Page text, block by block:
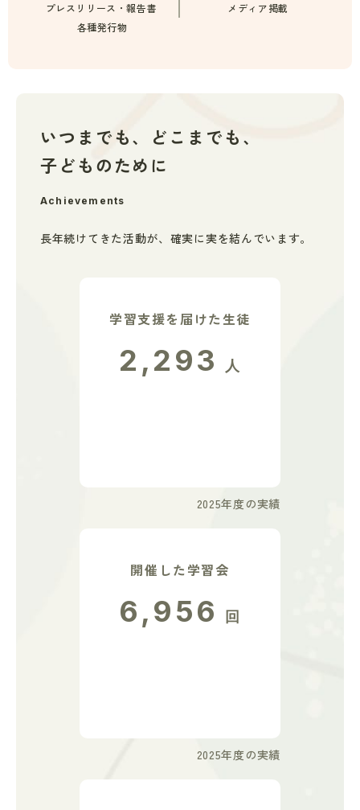
プレスリリース・報告書
メディア掲載
各種発行物
いつまでも、どこまでも、
子どものために
Achievements
長年続けてきた活動が、 確実に実を結んでいます。
学習支援を届けた生徒
2,293 人
2025年度の実績
開催した学習会
6,956 回
2025年度の実績